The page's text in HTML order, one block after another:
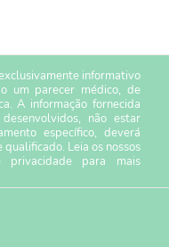
informativo
um parecer médico, de
A informação fornecida
não estar
específico, deverá
Leia os nossos
privacidade para mais